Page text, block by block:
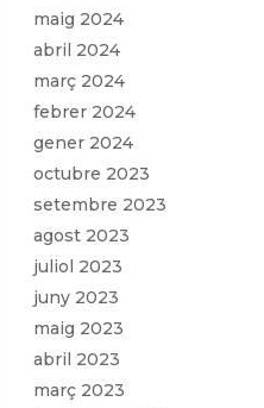
maig 2024
abril 2024
març 2024
febrer 2024
gener 2024
octubre 2023
setembre 2023
agost 2023
juliol 2023
juny 2023
maig 2023
abril 2023
març 2023